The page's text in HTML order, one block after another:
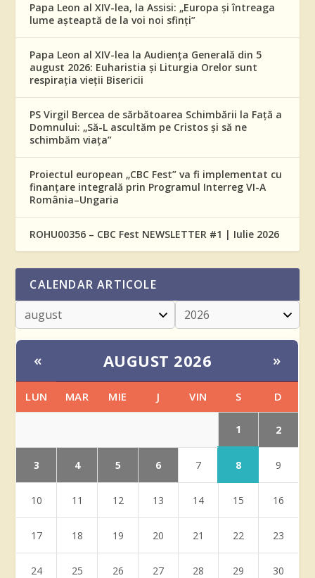
Papa Leon al XIV-lea, la Assisi: „Europa și întreaga
lume așteaptă de la voi noi sfinți”
Papa Leon al XIV-lea la Audiența Generală din 5
august 2026: Euharistia și Liturgia Orelor sunt
respirația vieții Bisericii
PS Virgil Bercea de sărbătoarea Schimbării la Față a
Domnului: „Să-L ascultăm pe Cristos și să ne
schimbăm viața”
Proiectul european „CBC Fest” va fi implementat cu
finanțare integrală prin Programul Interreg VI-A
România–Ungaria
ROHU00356 – CBC Fest NEWSLETTER #1 | Iulie 2026
CALENDAR ARTICOLE
« AUGUST 2026 »
LUN MAR MIE J VIN S D
1 2
3 4 5 6 7 8 9
10 11 12 13 14 15 16
17 18 19 20 21 22 23
24 25 26 27 28 29 30